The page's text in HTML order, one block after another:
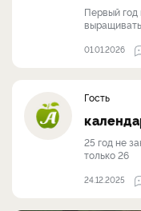
Первый год
01.01.2026
Гость
25 год не
только 26
24.12.2025